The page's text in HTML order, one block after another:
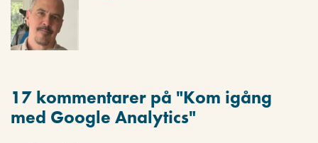
17 kommentarer på "Kom igång
med Google Analytics"